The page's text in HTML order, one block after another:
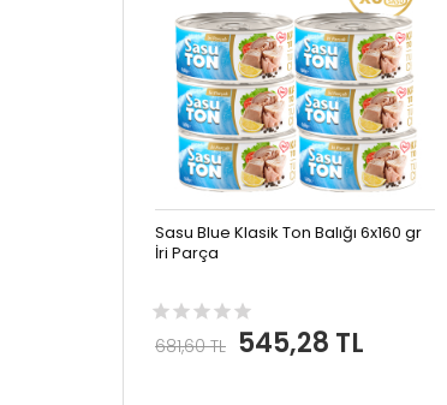
Sasu Blue Klasik Ton Balığı 6x160 gr
İri Parça
681,60 TL 545,28 TL